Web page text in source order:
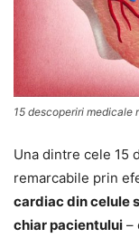
15 descoperiri medicale
Una dintre cele 15
remarcabile prin
cardiac din celule
chiar pacientului –